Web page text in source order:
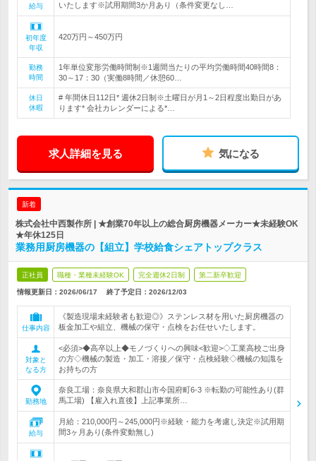
給与
いたします※試用期間3か月あり（条件変更なし…
初年度
年収
420万円～450万円
勤務
時間
1年単位変形労働時間制※1週間当たりの平均労働時間40時間8：
30～17：30（実働8時間／休憩60…
休日
休暇
# 年間休日112日* 週休2日制※土曜日が月1～2日程度出勤日があ
ります* 会社カレンダーによる*…
求人詳細を見る 気になる
新着
株式会社中西製作所 | ★創業70年以上の総合厨房機器メーカー★未経験OK
★年休125日
業務用厨房機器の【組立】学校給食シェアトップクラス
正社員 職種・業種未経験OK 完全週休2日制 第二新卒歓迎
情報更新日：2026/06/17 終了予定日： 2026/12/03
仕事内容
《製造現場未経験者も歓迎◎》ステンレス材を用いた厨房機器の
板金加工や組立、機械の保守・点検をお任せいたします。
対象と
なる方
<必須>◆高卒以上◆モノづくりへの興味<歓迎>◇工業高校ご出身
の方◇機械の製造・加工・溶接／保守・点検経験◇機械の知識を
お持ちの方
勤務地
奈良工場：奈良県大和郡山市今国府町6-3 ※転勤の可能性あり(群
馬工場) 【雇入れ直後】上記事業所…
給与
月給：210,000円～245,000円※経験・能力を考慮し決定※試用期
間3ヶ月あり(条件変動無し)